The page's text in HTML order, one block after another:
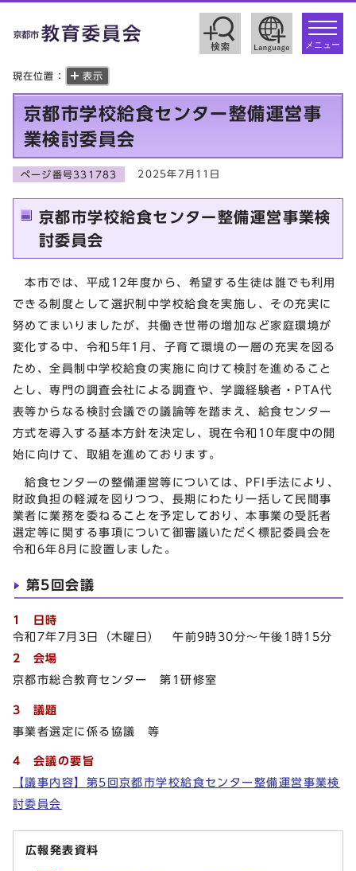
toggle
メニュー
現在位置： 表示
京都市学校給食センター整備運営事
業検討委員会
ページ番号331783 2025年7月11日
京都市学校給食センター整備運営事業検
討委員会
本市では、平成12年度から、希望する生徒は誰でも利用
できる制度として選択制中学校給食を実施し、その充実に
努めてまいりましたが、共働き世帯の増加など家庭環境が
変化する中、令和5年1月、子育て環境の一層の充実を図る
ため、全員制中学校給食の実施に向けて検討を進めること
とし、専門の調査会社による調査や、学識経験者・PTA代
表等からなる検討会議での議論等を踏まえ、給食センター
方式を導入する基本方針を決定し、現在令和10年度中の開
始に向けて、取組を進めております。
給食センターの整備運営等については、PFI手法により、
財政負担の軽減を図りつつ、長期にわたり一括して民間事
業者に業務を委ねることを予定しており、本事業の受託者
選定等に関する事項について御審議いただく標記委員会を
令和6年8月に設置しました。
第5回会議
1 日時
令和7年7月3日（木曜日） 午前9時30分～午後1時15分
2 会場
京都市総合教育センター 第1研修室
3 議題
事業者選定に係る協議 等
4 会議の要旨
【議事内容】第5回京都市学校給食センター整備運営事業検
討委員会
広報発表資料